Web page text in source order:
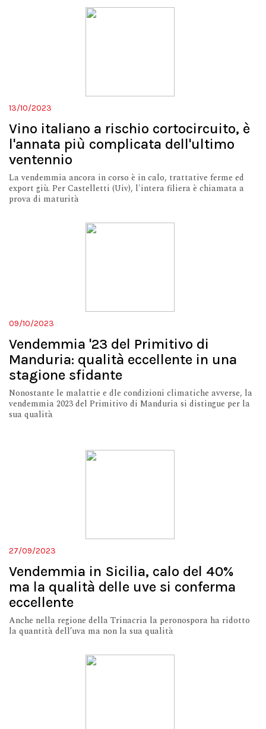
13/10/2023
Vino italiano a rischio cortocircuito, è
l'annata più complicata dell'ultimo
ventennio
La vendemmia ancora in corso è in calo, trattative ferme ed
export giù. Per Castelletti (Uiv), l'intera filiera è chiamata a
prova di maturità
09/10/2023
Vendemmia '23 del Primitivo di
Manduria: qualità eccellente in una
stagione sfidante
Nonostante le malattie e dle condizioni climatiche avverse, la
vendemmia 2023 del Primitivo di Manduria si distingue per la
sua qualità
27/09/2023
Vendemmia in Sicilia, calo del 40%
ma la qualità delle uve si conferma
eccellente
Anche nella regione della Trinacria la peronospora ha ridotto
la quantità dell’uva ma non la sua qualità